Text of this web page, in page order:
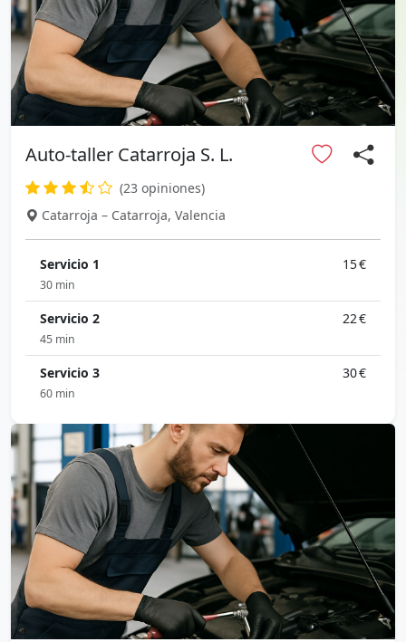
Auto-taller Catarroja S. L.
(23 opiniones)
Catarroja – Catarroja, Valencia
Servicio 1 15 €
30 min
Servicio 2 22 €
45 min
Servicio 3 30 €
60 min